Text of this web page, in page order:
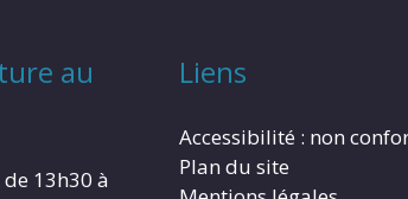
au
13h30 à
Liens
Accessibilité : non
Plan du site